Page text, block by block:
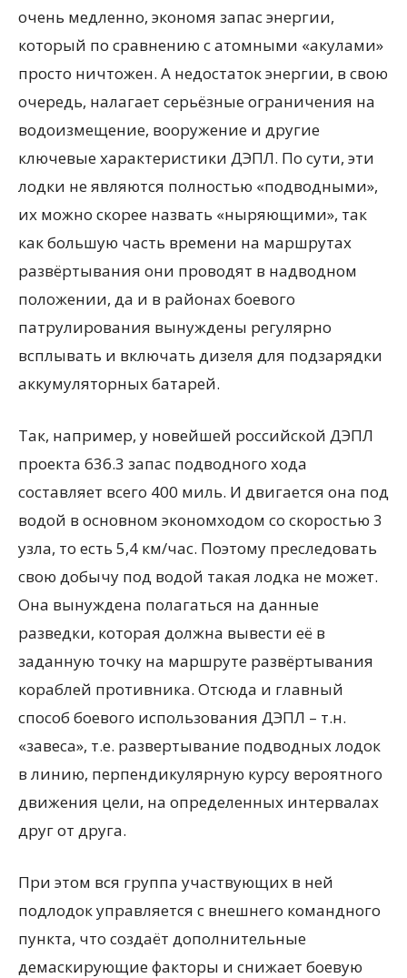
очень медленно, экономя запас энергии,
который по сравнению с атомными «акулами»
просто ничтожен. А недостаток энергии, в свою
очередь, налагает серьёзные ограничения на
водоизмещение, вооружение и другие
ключевые характеристики ДЭПЛ. По сути, эти
лодки не являются полностью «подводными»,
их можно скорее назвать «ныряющими», так
как большую часть времени на маршрутах
развёртывания они проводят в надводном
положении, да и в районах боевого
патрулирования вынуждены регулярно
всплывать и включать дизеля для подзарядки
аккумуляторных батарей.
Так, например, у новейшей российской ДЭПЛ
проекта 636.3 запас подводного хода
составляет всего 400 миль. И двигается она под
водой в основном экономходом со скоростью 3
узла, то есть 5,4 км/час. Поэтому преследовать
свою добычу под водой такая лодка не может.
Она вынуждена полагаться на данные
разведки, которая должна вывести её в
заданную точку на маршруте развёртывания
кораблей противника. Отсюда и главный
способ боевого использования ДЭПЛ – т.н.
«завеса», т.е. развертывание подводных лодок
в линию, перпендикулярную курсу вероятного
движения цели, на определенных интервалах
друг от друга.
При этом вся группа участвующих в ней
подлодок управляется с внешнего командного
пункта, что создаёт дополнительные
демаскирующие факторы и снижает боевую